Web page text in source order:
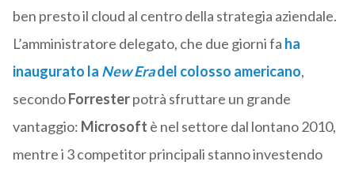
ben presto il cloud al centro della strategia aziendale.
L’amministratore delegato, che due giorni fa ha
inaugurato la New Eradel colosso americano,
secondoForresterpotrà sfruttare un grande
vantaggio: Microsoft è nel settore dal lontano 2010,
mentre i 3 competitor principali stanno investendo